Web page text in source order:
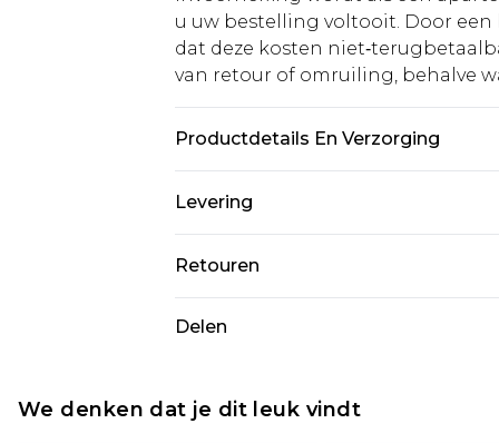
u uw bestelling voltooit. Door
dat deze kosten
van retour of omruiling, behalve
Productdetails En Verzorging
UK maat 10
Levering
Standaardlevering Nederland
Expressdienst Nederland
Retouren
wordt gebracht op uw
Delen
We denken dat je dit leuk vindt